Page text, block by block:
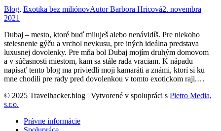
Blog, Exotika bez miliónovAutorBarbora Hricová2. novembra
2021
Dubaj – mesto, ktoré buď miluješ alebo nenávidíš. Pre niekoho
stelesnenie gýču a vrchol nevkusu, pre iných ideálna predstava
luxusnej dovolenky. Pre mňa bol Dubaj mojím druhým domovom
a v súčasnosti miestom, kam sa stále rada vraciam. K nápadu
napísať tento blog ma priviedli moji kamaráti a známi, ktorí si ku
mne chodili pre rady pred dovolenkou v tomto exotickom raji.…
© 2025 Travelhacker.blog | Vytvorené v spolupráci s Pietro Media,
s.r.o.
Právne informácie